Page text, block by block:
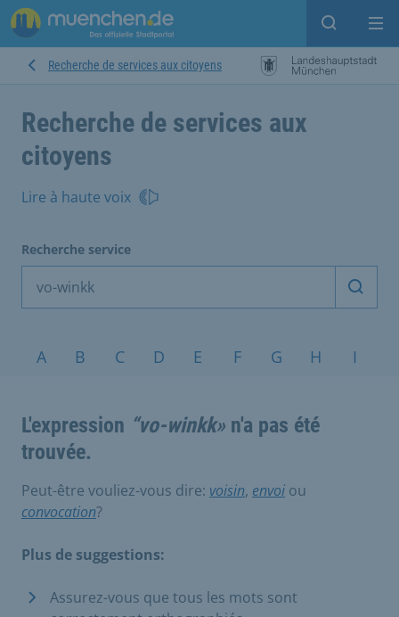
Open
Recherche de services aux citoyens
Recherche de services aux
citoyens
Lire à haute voix
Recherche service
Sujets de A à Z
A B C D E F G H I
L'expression “vo-winkk» n'a pas été
trouvée.
Peut-être vouliez-vous dire: voisin, envoi ou
convocation?
Plus de suggestions:
Assurez-vous que tous les mots sont